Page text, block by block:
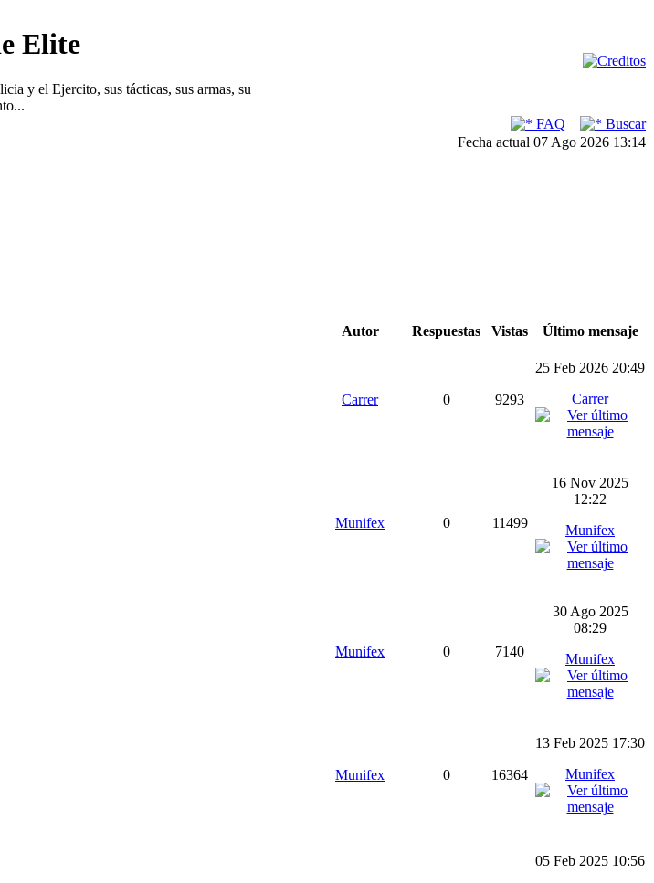
Elite
y el Ejercito, sus tácticas, sus armas, su
FAQ
Buscar
Fecha actual 07 Ago 2026 13:14
Autor Respuestas Vistas Último mensaje
Carrer 0 9293
25 Feb 2026 20:49
Carrer
Munifex 0 11499
16 Nov 2025
12:22
Munifex
Munifex 0 7140
30 Ago 2025
08:29
Munifex
Munifex 0 16364
13 Feb 2025 17:30
Munifex
05 Feb 2025 10:56